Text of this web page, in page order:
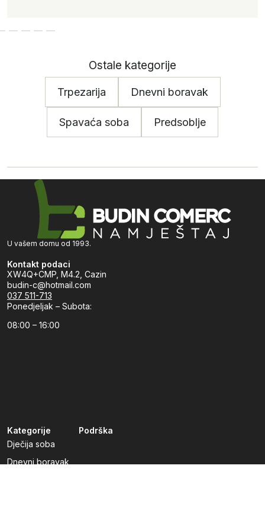
Ostale kategorije
Trpezarija Dnevni boravak
Spavaća soba Predsoblje
U vašem domu od 1993.
Kontakt podaci
XW4Q+CMP, M4.2, Cazin
budin-c@hotmail.com
037 511-713
Ponedjeljak – Subota:
08:00 – 16:00
Kategorije
Dječija soba
Dnevni boravak
Podrška